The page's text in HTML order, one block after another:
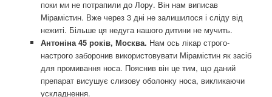
поки ми не потрапили до Лору. Він нам виписав
Мірамістин. Вже через 3 дні не залишилося і сліду від
нежиті. Більше ця недуга нашого дитини не мучить.
Антоніна 45 років, Москва. Нам ось лікар строго-
настрого заборонив використовувати Мірамістин як засіб
для промивання носа. Пояснив він це тим, що даний
препарат висушує слизову оболонку носа, викликаючи
ускладнення.